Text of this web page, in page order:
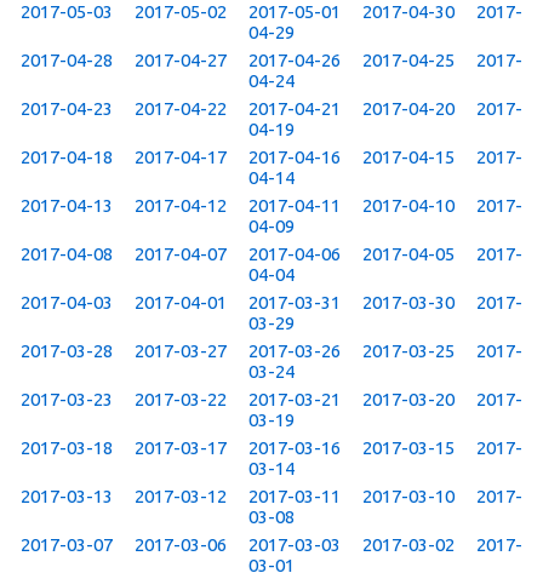
2017-05-03
2017-05-02 2017-05-01 2017-04-30
2017-
04-29
2017-04-28
2017-04-27 2017-04-26 2017-04-25
2017-
04-24
2017-04-23
2017-04-22 2017-04-21 2017-04-20
2017-
04-19
2017-04-18
2017-04-17 2017-04-16 2017-04-15
2017-
04-14
2017-04-13
2017-04-12 2017-04-11 2017-04-10
2017-
04-09
2017-04-08
2017-04-07 2017-04-06 2017-04-05
2017-
04-04
2017-04-03
2017-04-01 2017-03-31 2017-03-30
2017-
03-29
2017-03-28
2017-03-27 2017-03-26 2017-03-25
2017-
03-24
2017-03-23
2017-03-22 2017-03-21 2017-03-20
2017-
03-19
2017-03-18
2017-03-17 2017-03-16 2017-03-15
2017-
03-14
2017-03-13
2017-03-12 2017-03-11 2017-03-10
2017-
03-08
2017-03-07
2017-03-06 2017-03-03 2017-03-02
2017-
03-01